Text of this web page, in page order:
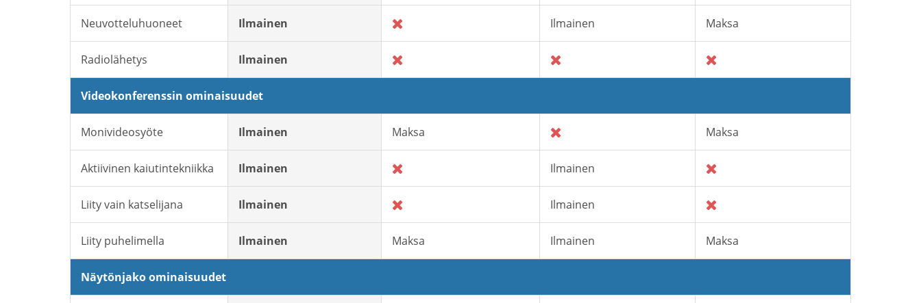
Neuvotteluhuoneet Ilmainen Ilmainen Maksa
Radiolähetys Ilmainen
Videokonferenssin ominaisuudet
Monivideosyöte Ilmainen Maksa Maksa
Aktiivinen kaiutintekniikka Ilmainen Ilmainen
Liity vain katselijana Ilmainen Ilmainen
Liity puhelimella Ilmainen Maksa Ilmainen Maksa
Näytönjako ominaisuudet